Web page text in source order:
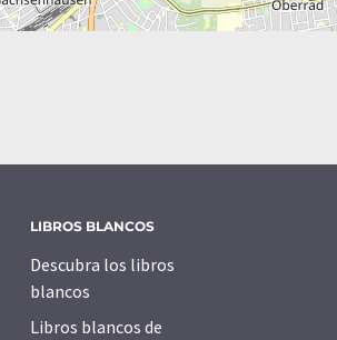
LIBROS BLANCOS
Descubra los libros
blancos
Libros blancos de